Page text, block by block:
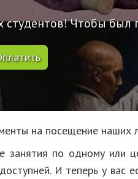
Чтобы был
на посещение наших
занятия по одному или
И теперь у вас